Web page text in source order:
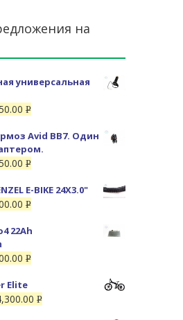
на
универсальная
Р
Avid BB7. Один
Р
E-BIKE 24X3.0"
Р
22Ah
Р
Elite
Р